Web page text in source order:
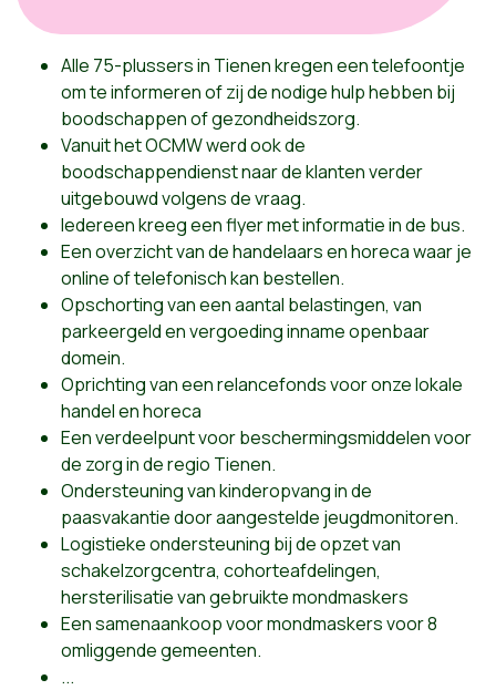
Alle 75-plussers in Tienen kregen een telefoontje
om te informeren of zij de nodige hulp hebben bij
boodschappen of gezondheidszorg.
Vanuit het OCMW werd ook de
boodschappendienst naar de klanten verder
uitgebouwd volgens de vraag.
Iedereen kreeg een flyer met informatie in de bus.
Een overzicht van de handelaars en horeca waar je
online of telefonisch kan bestellen.
Opschorting van een aantal belastingen, van
parkeergeld en vergoeding inname openbaar
domein.
Oprichting van een relancefonds voor onze lokale
handel en horeca
Een verdeelpunt voor beschermingsmiddelen voor
de zorg in de regio Tienen.
Ondersteuning van kinderopvang in de
paasvakantie door aangestelde jeugdmonitoren.
Logistieke ondersteuning bij de opzet van
schakelzorgcentra, cohorteafdelingen,
hersterilisatie van gebruikte mondmaskers
Een samenaankoop voor mondmaskers voor 8
omliggende gemeenten.
...